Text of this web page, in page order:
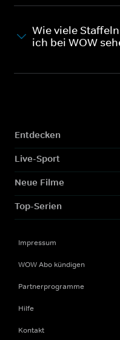
Wie viele
ich bei WOW
Entdecken
Live-Sport
Neue Filme
Top-Serien
Impressum
WOW Abo kündigen
Partnerprogramme
Hilfe
Kontakt